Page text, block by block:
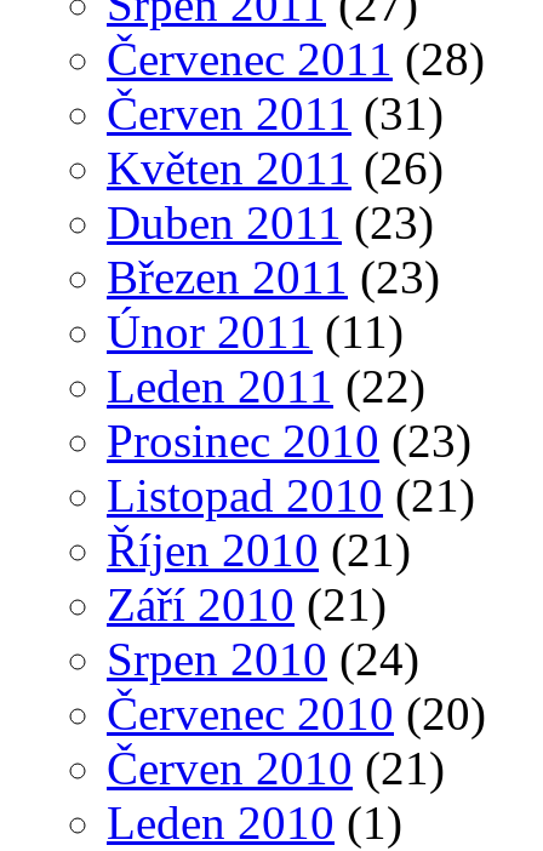
Červenec 2011 (28)
Červen 2011 (31)
Květen 2011 (26)
Duben 2011 (23)
Březen 2011 (23)
Únor 2011 (11)
Leden 2011 (22)
Prosinec 2010 (23)
Listopad 2010 (21)
Říjen 2010 (21)
Září 2010 (21)
Srpen 2010 (24)
Červenec 2010 (20)
Červen 2010 (21)
Leden 2010 (1)